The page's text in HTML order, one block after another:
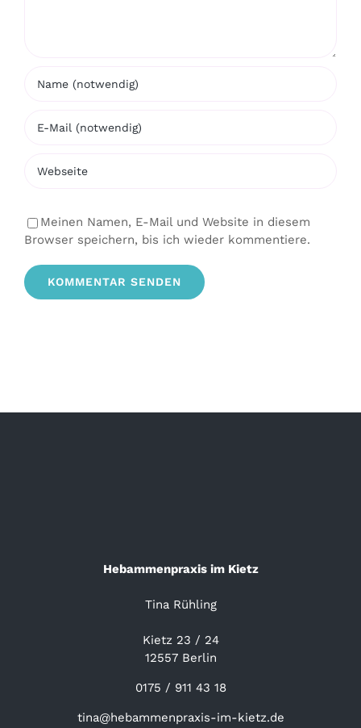
Meinen Namen, E-Mail und Website in diesem
Browser speichern, bis ich wieder kommentiere.
Hebammenpraxis im Kietz
Tina Rühling
Kietz 23 / 24
12557 Berlin
0175 / 911 43 18
tina@hebammenpraxis-im-kietz.de